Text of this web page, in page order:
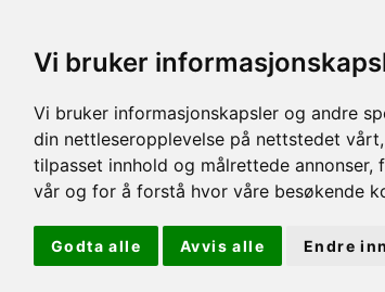
Vi bruker
Vi bruker informasjonskapsler og andre
din nettleseropplevelse på nettstedet
tilpasset innhold og målrettede
vår og for å forstå hvor våre besøkende
Godta alle Avvis alle Endre